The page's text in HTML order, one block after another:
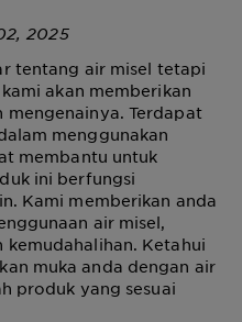
2025
tentang air misel tetapi
akan memberikan
mengenainya. Terdapat
menggunakan
membantu untuk
ini berfungsi
Kami memberikan anda
air misel,
kemudahalihan. Ketahui
muka anda dengan air
produk yang sesuai